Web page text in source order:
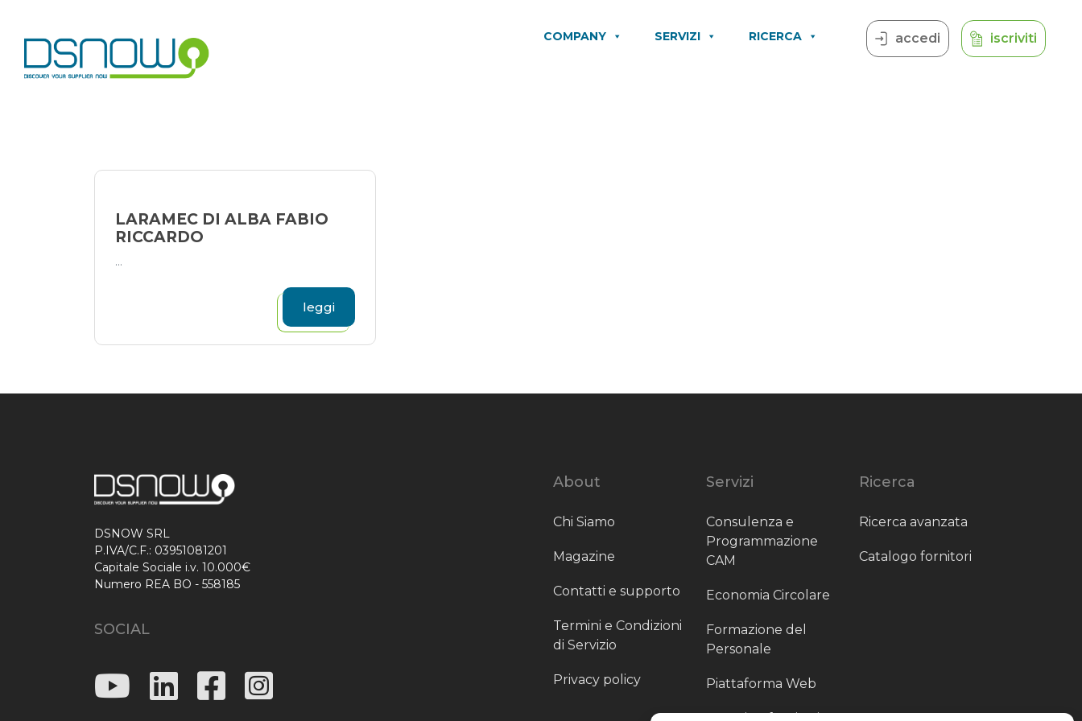
content
COMPANY SERVIZI RICERCA accedi iscriviti
LARAMEC DI ALBA FABIO
RICCARDO
...
leggi
DSNOW SRL
P.IVA/C.F.: 03951081201
Capitale Sociale i.v. 10.000€
Numero REA BO - 558185
SOCIAL
About
Chi Siamo
Magazine
Contatti e supporto
Termini e Condizioni
di Servizio
Privacy policy
Servizi
Consulenza e
Programmazione
CAM
Economia Circolare
Formazione del
Personale
Piattaforma Web
Ricerca
Ricerca avanzata
Catalogo fornitori